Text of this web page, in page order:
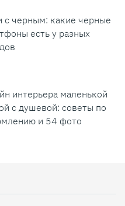
с черным: какие черные
есть у разных
интерьера маленькой
с душевой: советы по
и 54 фото